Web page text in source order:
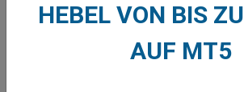
Garen Meserlian
Leiter Marketing
HEBEL VON BIS ZU
AUF MT5